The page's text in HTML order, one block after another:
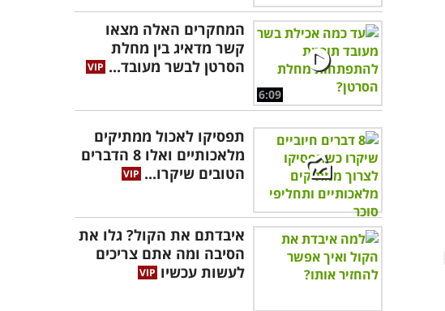
6:09
המחקרים האלה מצאו
קשר מדאיג בין מחלת
הסרטן לבשר מעובד...
תפסיקו לאכול ממתיקים
מלאכותיים ואלו 8 הדברים
הטובים שיקרו...
איבדתם את הקול? גלו את
הסיבה ומה אתם צריכים
לעשות עכשיו